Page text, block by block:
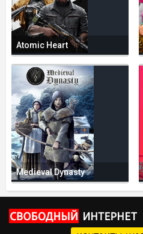
Atomic Heart
Medieval Dynasty